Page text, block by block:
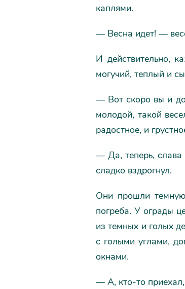
каплями.
— Весна идет! —
И действительно,
могучий, теплый и
— Вот скоро вы и
молодой, такой
радостное, и
— Да, теперь, слава
сладко вздрогнул.
Они прошли
погреба. У ограды
из темных и голых
с голыми углами,
окнами.
— А, кто-то